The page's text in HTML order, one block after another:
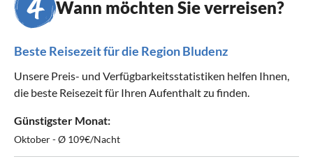
Wann möchten Sie verreisen?
Beste Reisezeit für die Region Bludenz
Unsere Preis- und Verfügbarkeitsstatistiken helfen Ihnen,
die beste Reisezeit für Ihren Aufenthalt zu finden.
Günstigster Monat:
Oktober - Ø 109€/Nacht